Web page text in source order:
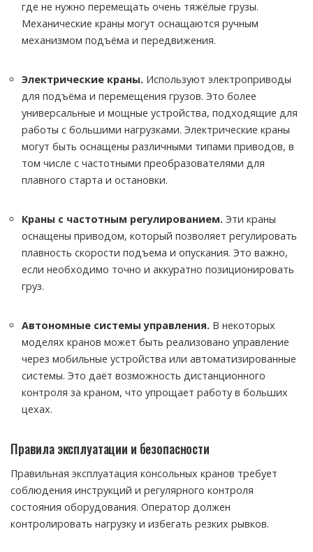
где не нужно перемещать очень тяжёлые грузы.
Механические краны могут оснащаются ручным
механизмом подъёма и передвижения.
Электрические краны. Используют электроприводы
для подъёма и перемещения грузов. Это более
универсальные и мощные устройства, подходящие для
работы с большими нагрузками. Электрические краны
могут быть оснащены различными типами приводов, в
том числе с частотными преобразователями для
плавного старта и остановки.
Краны с частотным регулированием. Эти краны
оснащены приводом, который позволяет регулировать
плавность скорости подъема и опускания. Это важно,
если необходимо точно и аккуратно позиционировать
груз.
Автономные системы управления. В некоторых
моделях кранов может быть реализовано управление
через мобильные устройства или автоматизированные
системы. Это даёт возможность дистанционного
контроля за краном, что упрощает работу в больших
цехах.
Правила эксплуатации и безопасности
Правильная эксплуатация консольных кранов требует
соблюдения инструкций и регулярного контроля
состояния оборудования. Оператор должен
контролировать нагрузку и избегать резких рывков.